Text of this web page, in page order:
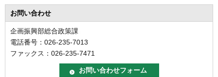
お問い合わせ
企画振興部総合政策課
電話番号：026-235-7013
ファックス：026-235-7471